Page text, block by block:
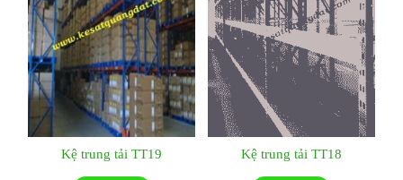
Kệ trung tải TT19 Kệ trung tải TT18